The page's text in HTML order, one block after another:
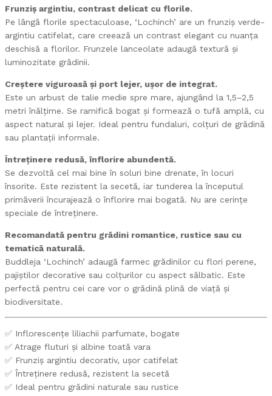
Frunziș argintiu, contrast delicat cu florile.
Pe lângă florile spectaculoase, ‘Lochinch’ are un frunziș verde-
argintiu catifelat, care creează un contrast elegant cu nuanța
deschisă a florilor. Frunzele lanceolate adaugă textură și
luminozitate grădinii.
Creștere viguroasă și port lejer, ușor de integrat.
Este un arbust de talie medie spre mare, ajungând la 1,5–2,5
metri înălțime. Se ramifică bogat și formează o tufă amplă, cu
aspect natural și lejer. Ideal pentru fundaluri, colțuri de grădină
sau plantații informale.
Întreținere redusă, înflorire abundentă.
Se dezvoltă cel mai bine în soluri bine drenate, în locuri
însorite. Este rezistent la secetă, iar tunderea la începutul
primăverii încurajează o înflorire mai bogată. Nu are cerințe
speciale de întreținere.
Recomandată pentru grădini romantice, rustice sau cu
tematică naturală.
Buddleja ‘Lochinch’ adaugă farmec grădinilor cu flori perene,
pajiștilor decorative sau colțurilor cu aspect sălbatic. Este
perfectă pentru cei care vor o grădină plină de viață și
biodiversitate.
✅ Inflorescențe liliachii parfumate, bogate
✅ Atrage fluturi și albine toată vara
✅ Frunziș argintiu decorativ, ușor catifelat
✅ Întreținere redusă, rezistent la secetă
✅ Ideal pentru grădini naturale sau rustice